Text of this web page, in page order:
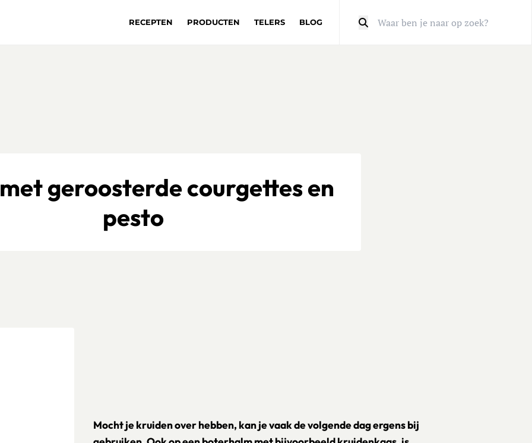
RECEPTEN PRODUCTEN TELERS BLOG
geroosterde courgettes en
pesto
Mocht je kruiden over hebben, kan je vaak de volgende dag ergens bij